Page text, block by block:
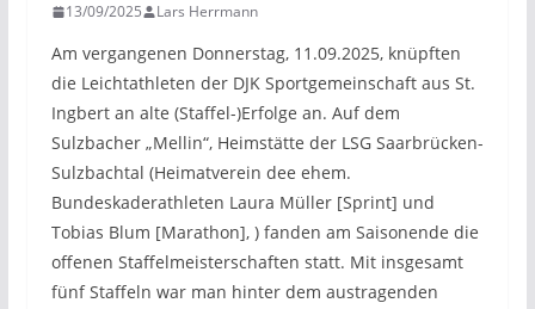
13/09/2025 Lars Herrmann
Am vergangenen Donnerstag, 11.09.2025, knüpften
die Leichtathleten der DJK Sportgemeinschaft aus St.
Ingbert an alte (Staffel-)Erfolge an. Auf dem
Sulzbacher „Mellin“, Heimstätte der LSG Saarbrücken-
Sulzbachtal (Heimatverein dee ehem.
Bundeskaderathleten Laura Müller [Sprint] und
Tobias Blum [Marathon], ) fanden am Saisonende die
offenen Staffelmeisterschaften statt. Mit insgesamt
fünf Staffeln war man hinter dem austragenden